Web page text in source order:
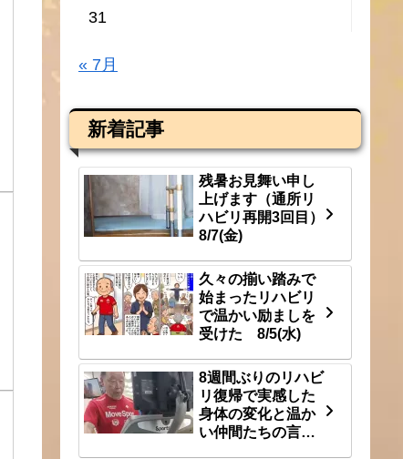
31
« 7月
新着記事
残暑お見舞い申し
上げます（通所リ
ハビリ再開3回目）
8/7(金)
久々の揃い踏みで
始まったリハビリ
で温かい励ましを
受けた 8/5(水)
8週間ぶりのリハビ
リ復帰で実感した
身体の変化と温か
い仲間たちの言